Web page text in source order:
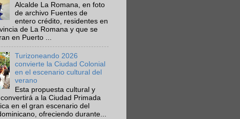
Alcalde La Romana, en foto
de archivo Fuentes de
entero crédito, residentes en
de La Romana y que se
en Puerto ...
Turizoneando 2026
convierte la Ciudad Colonial
en el escenario cultural del
verano
Esta propuesta cultural y
a la Ciudad Primada
en el gran escenario del
ofreciendo durante...